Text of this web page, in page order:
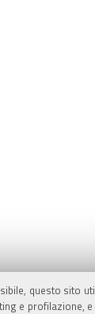
questo sito
e